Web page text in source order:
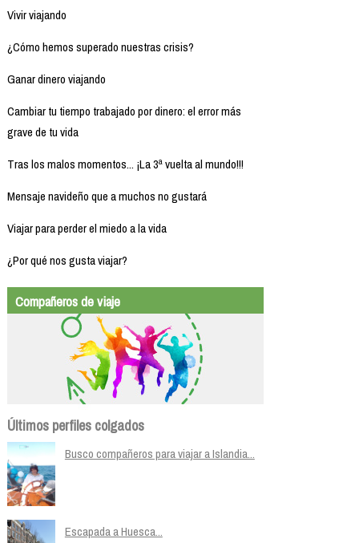
Vivir viajando
¿Cómo hemos superado nuestras crisis?
Ganar dinero viajando
Cambiar tu tiempo trabajado por dinero: el error más
grave de tu vida
Tras los malos momentos... ¡La 3ª vuelta al mundo!!!
Mensaje navideño que a muchos no gustará
Viajar para perder el miedo a la vida
¿Por qué nos gusta viajar?
Compañeros de viaje
Últimos perfiles colgados
Busco compañeros para viajar a Islandia...
Escapada a Huesca...